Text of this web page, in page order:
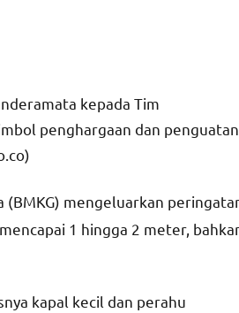
kepada Tim
penghargaan dan penguatan
mengeluarkan
1 hingga 2 meter,
kapal kecil dan perahu